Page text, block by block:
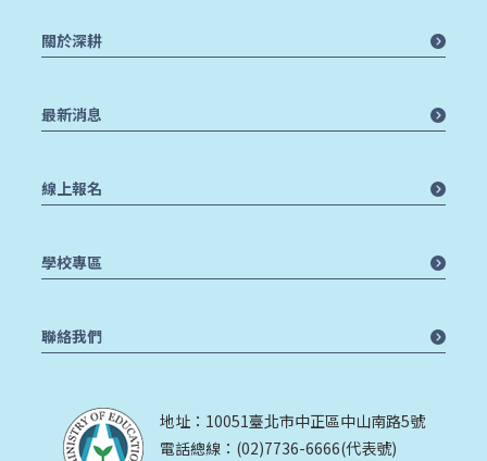
地址：10051臺北市中正區中山南路5號
電話總線：(02)7736-6666(代表號)
關於深耕
最新消息
線上報名
學校專區
聯絡我們